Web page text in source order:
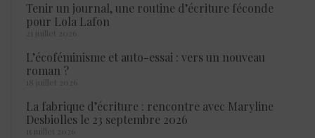
Tenir un journal, une routine d’écriture féconde
pour Lola Lafon
21 juillet 2026
L’écoféminisme et auto-essai : vers un nouveau
roman ?
18 juillet 2026
La fabrique d’écriture : rencontre avec Maryline
Desbiolles le 23 septembre 2026
15 juillet 2026